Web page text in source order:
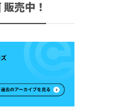
売中！